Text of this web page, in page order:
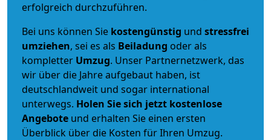
erfolgreich durchzuführen.
Bei uns können Sie kostengünstig und stressfrei
umziehen, sei es als Beiladung oder als
kompletter Umzug. Unser Partnernetzwerk, das
wir über die Jahre aufgebaut haben, ist
deutschlandweit und sogar international
unterwegs. Holen Sie sich jetzt kostenlose
Angebote und erhalten Sie einen ersten
Überblick über die Kosten für Ihren Umzug.